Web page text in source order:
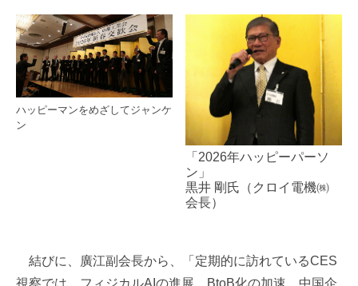
ハッピーマンをめざしてジャンケ
ン
「2026年ハッピーパーソ
ン」
黒井 剛氏（クロイ電機㈱
会長）
結びに、廣江副会長から、「定期的に訪れているCES